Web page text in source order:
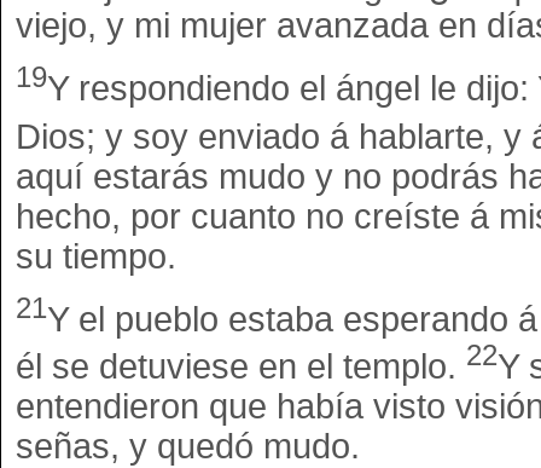
viejo, y mi mujer avanzada en
19Y respondiendo el ángel le
Dios; y soy enviado á hablarte,
aquí estarás mudo y no podrás
hecho, por cuanto no creíste á
su tiempo.
21Y el pueblo estaba esperando
él se detuviese en el templo. 22Y
entendieron que había visto
señas, y quedó mudo.